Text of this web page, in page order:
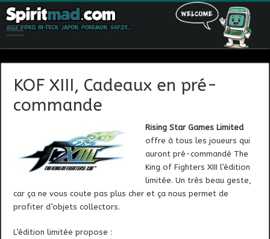
KOF XIII, Cadeaux en pré-
commande
Rising Star Games Limited
offre à tous les joueurs qui
auront pré-commandé The
King of Fighters XIII l’édition
limitée. Un très beau geste,
car ça ne vous coute pas plus cher et ça nous permet de
profiter d’objets collectors.
L’édition limitée propose :